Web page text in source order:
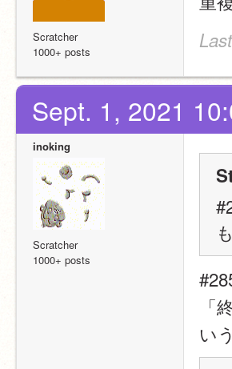
Scratcher
1000+ posts
Sept. 1, 2021
inoking
Scratcher
1000+ posts
い